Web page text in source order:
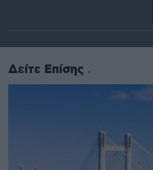
Δείτε Επίσης